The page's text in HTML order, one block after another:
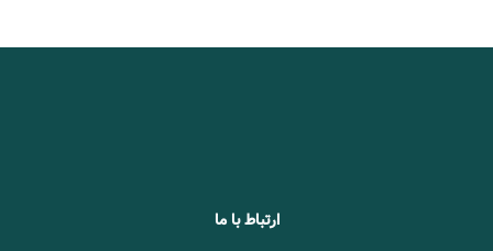
ارتباط با ما